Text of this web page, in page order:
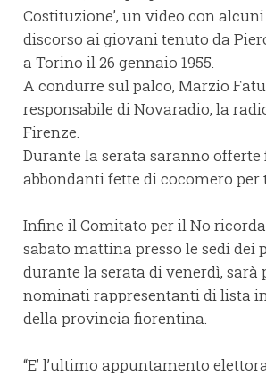
Costituzione’, un video con
discorso ai giovani tenuto da
a Torino il 26 gennaio 1955.
A condurre sul palco, Marzio
responsabile di Novaradio, la
Firenze.
Durante la serata saranno offerte
abbondanti fette di cocomero per
Infine il Comitato per il No
sabato mattina presso le sedi dei
durante la serata di venerdì, sarà
nominati rappresentanti di lista
della provincia fiorentina.
“E’ l’ultimo appuntamento